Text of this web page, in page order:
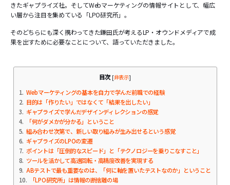
きたギャプライズ社。そしてWebマーケティングの情報サイトとして、幅広
い層から注目を集めている「LPO研究所」。
そのどちらにも深く携わってきた鎌田氏が考えるLP・オウンドメディアで成
果を出すために必要なことについて、語っていただきました。
目次 [非表示]
1 Webマーケティングの基本を自力で学んだ前職での経験
2 目的は「作りたい」ではなくて「結果を出したい」
3
ギャプライズで学んだデザインディレクションの感覚
4
「何がダメかが分かる」ということ
5 組み合わせ次第で、新しい取り組みが生み出せるという感覚
6 ギャプライズのLPOの変遷
7 ポイントは「圧倒的なスピード」と「テクノロジーを乗りこなすこと」
8 ツールを活かして高速回転・高精度改善を実現する
9 ABテストで最も重要なのは、「何に軸を置いたテストなのか」ということ
10
「LPO研究所」は情報の断捨離の場